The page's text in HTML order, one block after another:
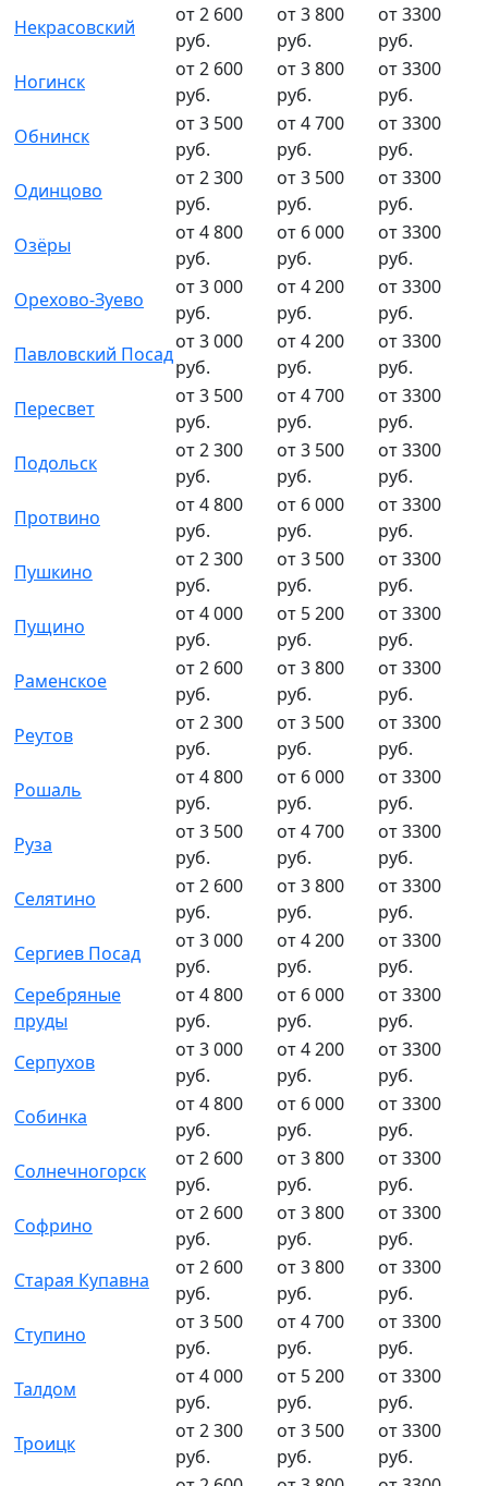
Некрасовский
от 2 600
руб.
от 3 800
руб.
от 3300
руб.
Ногинск
от 2 600
руб.
от 3 800
руб.
от 3300
руб.
Обнинск
от 3 500
руб.
от 4 700
руб.
от 3300
руб.
Одинцово
от 2 300
руб.
от 3 500
руб.
от 3300
руб.
Озёры
от 4 800
руб.
от 6 000
руб.
от 3300
руб.
Орехово-Зуево
от 3 000
руб.
от 4 200
руб.
от 3300
руб.
Павловский Посад
от 3 000
руб.
от 4 200
руб.
от 3300
руб.
Пересвет
от 3 500
руб.
от 4 700
руб.
от 3300
руб.
Подольск
от 2 300
руб.
от 3 500
руб.
от 3300
руб.
Протвино
от 4 800
руб.
от 6 000
руб.
от 3300
руб.
Пушкино
от 2 300
руб.
от 3 500
руб.
от 3300
руб.
Пущино
от 4 000
руб.
от 5 200
руб.
от 3300
руб.
Раменское
от 2 600
руб.
от 3 800
руб.
от 3300
руб.
Реутов
от 2 300
руб.
от 3 500
руб.
от 3300
руб.
Рошаль
от 4 800
руб.
от 6 000
руб.
от 3300
руб.
Руза
от 3 500
руб.
от 4 700
руб.
от 3300
руб.
Селятино
от 2 600
руб.
от 3 800
руб.
от 3300
руб.
Сергиев Посад
от 3 000
руб.
от 4 200
руб.
от 3300
руб.
Серебряные
пруды
от 4 800
руб.
от 6 000
руб.
от 3300
руб.
Серпухов
от 3 000
руб.
от 4 200
руб.
от 3300
руб.
Собинка
от 4 800
руб.
от 6 000
руб.
от 3300
руб.
Солнечногорск
от 2 600
руб.
от 3 800
руб.
от 3300
руб.
Софрино
от 2 600
руб.
от 3 800
руб.
от 3300
руб.
Старая Купавна
от 2 600
руб.
от 3 800
руб.
от 3300
руб.
Ступино
от 3 500
руб.
от 4 700
руб.
от 3300
руб.
Талдом
от 4 000
руб.
от 5 200
руб.
от 3300
руб.
Троицк
от 2 300
руб.
от 3 500
руб.
от 3300
руб.